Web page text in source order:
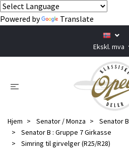
Powered by Translate
Ekskl. mva
Hjem Senator / Monza
Senator B
Senator B : Gruppe 7 Girkasse
Simring til girvelger (R25/R28)